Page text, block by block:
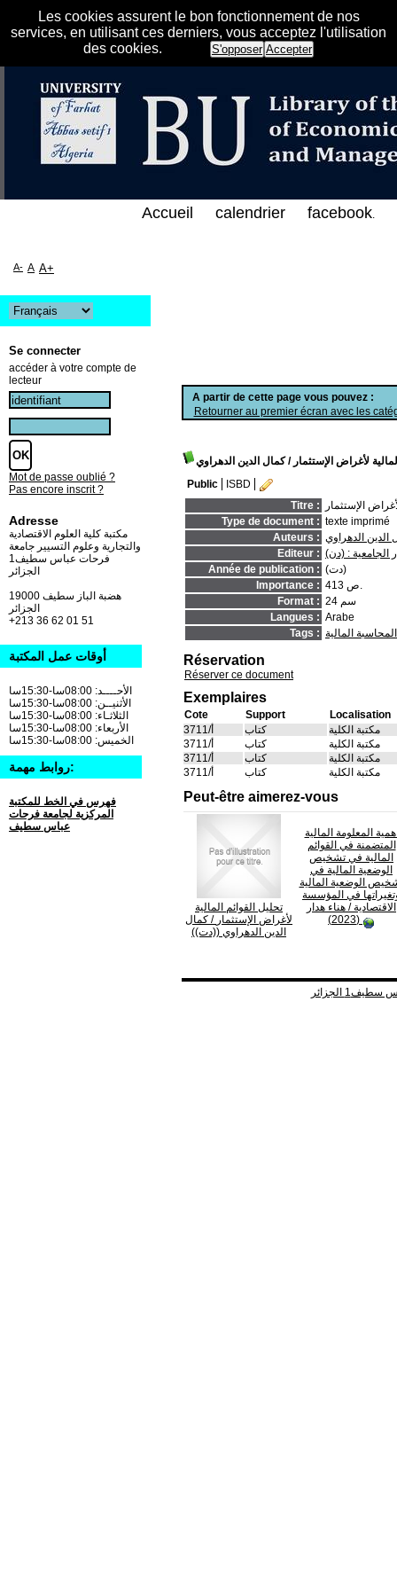
Les cookies assurent le bon fonctionnement de nos
services, en utilisant ces derniers, vous acceptez l'utilisation
des cookies.
S'opposer Accepter
الإلكتروني على الخط المباشر لمكتبة كلية
A partir de cette page vous pouvez :
Retourner au premier écran avec les
لأغراض الإستثمار / كمال الدين الدهراوي
Public
ISBD
Titre :
الإستثمار
Type de document : texte imprimé
Auteurs : الدين الدهراوي
Editeur : الجامعية : (دن)
Année de publication :
(دت)
Importance :
413 ص.
Format :
24 سم
Langues : Arabe
Tags : المحاسبة المالية
Réservation
Réserver ce document
Exemplaires
Cote Support
Localisation
أ/3711
كتاب
مكتبة الكلية
أ/3711
كتاب
مكتبة الكلية
أ/3711
كتاب
مكتبة الكلية
أ/3711
كتاب مكتبة الكلية
Peut-être aimerez-vous
تحليل القوائم المالية
لأغراض الإستثمار / كمال
الدين الدهراوي ((دت))
المعلومة المالية
المتضمنة في القوائم
المالية في تشخيص
الوضعية المالية في
الوضعية المالية
في المؤسسة
الاقتصادية/ هناء هدار
(2023)
Accueil calendrier facebook.
A- A A+
Se connecter
accéder à votre compte de
lecteur
Mot de passe oublié ?
Pas encore inscrit ?
Adresse
مكتبة كلية العلوم الاقتصادية
والتجارية وعلوم التسيير جامعة
فرحات عباس سطيف1
الجزائر
19000 هضبة الباز سطيف
+213 36 62 01 51
أوقات عمل المكتبة
الأحــــد: 08:00سا-15:30سا
الأثنيــن: 08:00سا-15:30سا
الثلاثـاء: 08:00سا-15:30سا
الأربعاء: 08:00سا-15:30سا
الخميس: 08:00سا-15:30سا
روابط مهمة:
فهرس في الخط للمكتبة
المركزية لجامعة فرحات
عباس سطيف